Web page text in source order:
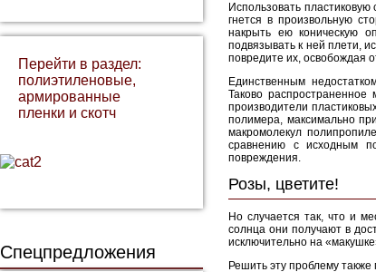
Перейти в раздел:
полиэтиленовые,
армированные
пленки и скотч
Спецпредложения
Использовать
гнется в произвольную
накрыть ею коническую
подвязывать к ней плети,
повредите их, освобождая
Единственным
Таково распространенное
производители
полимера, максимально
макромолекул
сравнению с исходным
повреждения.
Розы, цветите!
Но случается так, что и
солнца они получают в
исключительно на
Решить эту проблему